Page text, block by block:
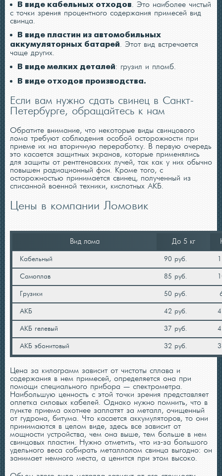
В виде кабельных отходов. Это наиболее чистый
с точки зрения процентного содержания примесей вид
свинца.
В виде пластин из автомобильных
аккумуляторных батарей. Этот вид встречается
чаще других.
В виде мелких деталей: грузил и пломб.
В виде отходов производства.
Если вам нужно сдать свинец в Санкт-
Петербурге, обращайтесь к нам
Обратите внимание, что некоторые виды свинцового
лома требуют соблюдения особой осторожности при
приеме их на вторичную переработку. В первую очередь
это касается защитных экранов, которые применялись
для защиты от рентгеновских лучей, так как у них обычно
повышен радиационный фон. Кроме того, с
осторожностью принимается свинец, полученный из
списанной военной техники, кислотных АКБ.
Цены в компании Ломовик
Вид лома До 5 кг
Кабельный 90 руб.
Самоплав 85 руб.
Грузики 50 руб.
АКБ 42 руб.
АКБ гелевый 37 руб.
АКБ эбонитовый 32 руб.
Цена за килограмм зависит от чистоты сплава и
содержания в нем примесей, определяется она при
помощи специального прибора — спектрометра.
Наибольшую ценность с этой точки зрения представляет
оплетка силовых кабелей. Однако нужно помнить, что в
пункте приема охотнее заплатят за металл, очищенный
от гудрона, битума. Что касается аккумуляторов, то они
принимаются в целом виде, здесь все зависит от
мощности устройства, чем она выше, тем больше в нем
свинцовых пластин. Нужно отметить, что из-за большого
удельного веса собирать металлолом свинца выгодно: он
занимает немного места, а ценится при этом высоко.